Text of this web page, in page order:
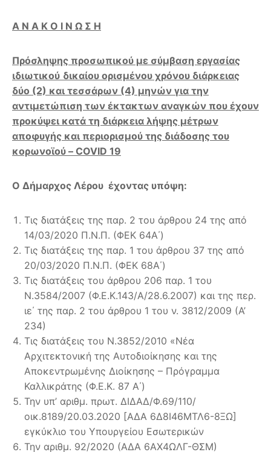
Α Ν Α Κ Ο Ι Ν Ω Σ Η
Πρόσληψης προσωπικού με σύμβαση εργασίας
ιδιωτικού δικαίου ορισμένου χρόνου διάρκειας
δύο (2) και τεσσάρων (4) μηνών για την
αντιμετώπιση των έκτακτων αναγκών που έχουν
προκύψει κατά τη διάρκεια λήψης μέτρων
αποφυγής και περιορισμού της διάδοσης του
κορωνοϊού – COVID 19
Ο Δήμαρχος Λέρου έχοντας υπόψη:
Τις διατάξεις της παρ. 2 του άρθρου 24 της από
14/03/2020 Π.Ν.Π. (ΦΕΚ 64Α΄)
Τις διατάξεις της παρ. 1 του άρθρου 37 της από
20/03/2020 Π.Ν.Π. (ΦΕΚ 68Α΄)
Tις διατάξεις του άρθρου 206 παρ. 1 του
Ν.3584/2007 (Φ.Ε.Κ.143/Α/28.6.2007) και της περ.
ιε΄ της παρ. 2 του άρθρου 1 του ν. 3812/2009 (Α’
234)
Tις διατάξεις του Ν.3852/2010 «Νέα
Αρχιτεκτονική της Αυτοδιοίκησης και της
Αποκεντρωμένης Διοίκησης – Πρόγραμμα
Καλλικράτης (Φ.Ε.Κ. 87 Α΄)
Την υπ’ αριθμ. πρωτ. ΔΙΔΑΔ/Φ.69/110/
οικ.8189/20.03.2020 [ΑΔΑ 6Δ8Ι46ΜΤΛ6-8ΞΩ]
εγκύκλιο του Υπουργείου Εσωτερικών
Την αριθμ. 92/2020 (ΑΔΑ 6ΑΧ4ΩΛΓ-ΘΣΜ)